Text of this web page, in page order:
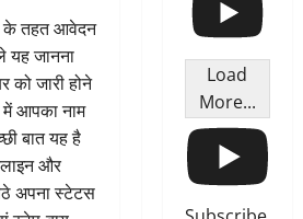
के तहत आवेदन
यह जानना
को जारी होने
में आपका नाम
बात यह है
और
अपना स्टेटस
Load
More...